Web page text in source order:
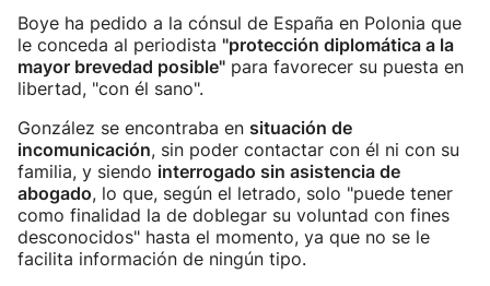
Boye ha pedido a la cónsul de España en Polonia que
le conceda al periodista "protección diplomática a la
mayor brevedad posible" para favorecer su puesta en
libertad, "con él sano".
González se encontraba en situación de
incomunicación, sin poder contactar con él ni con su
familia, y siendo interrogado sin asistencia de
abogado, lo que, según el letrado, solo "puede tener
como finalidad la de doblegar su voluntad con fines
desconocidos" hasta el momento, ya que no se le
facilita información de ningún tipo.